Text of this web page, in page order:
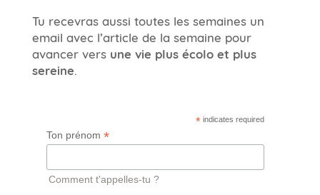
Tu recevras aussi toutes les semaines un
email avec l’article de la semaine pour
avancer vers une vie plus écolo et plus
sereine
* indicates required
Ton prénom *
Comment t'appelles-tu ?